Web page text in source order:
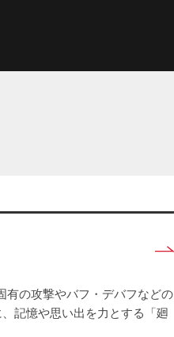
有の攻撃やバフ・デバフなどの
記憶や思い出を力とする「廻